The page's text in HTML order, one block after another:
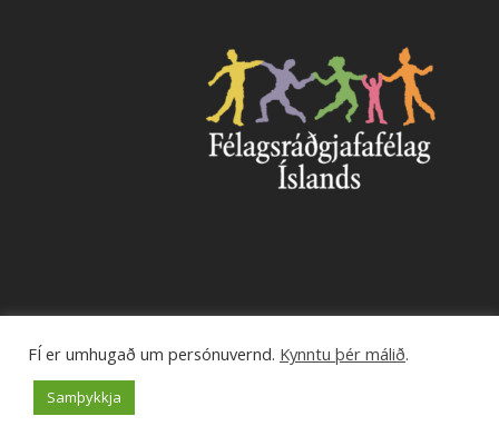
© 2026 Félagsráðgjafafélag Íslands.
facebook
FÍ er umhugað um persónuvernd. Kynntu þér málið.
Samþykkja